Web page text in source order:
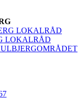
LOKALRÅD
LOKALRÅD